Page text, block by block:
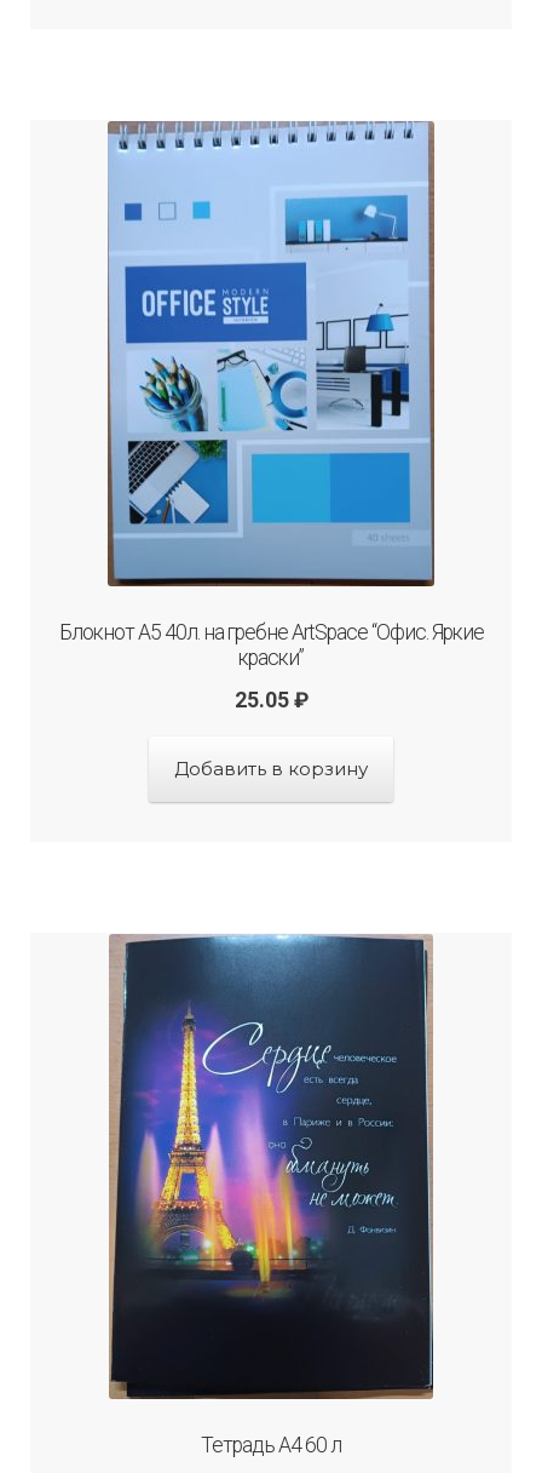
Блокнот А5 40л. на гребне ArtSpace “Офис. Яркие
краски”
25.05 ₽
Добавить в корзину
Тетрадь А4 60 л